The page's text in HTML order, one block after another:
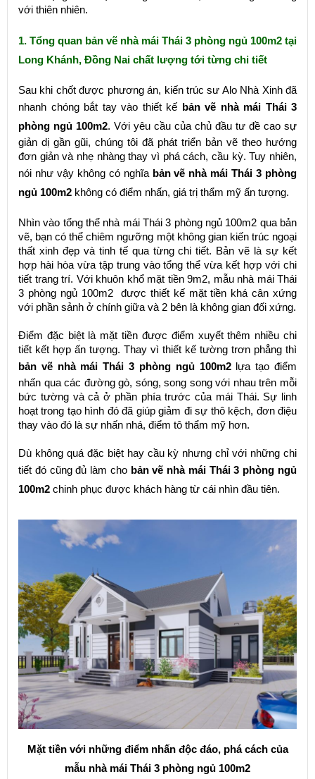
với thiên nhiên.
1. Tổng quan bản vẽ nhà mái Thái 3 phòng ngủ 100m2 tại
Long Khánh, Đồng Nai chất lượng tới từng chi tiết
Sau khi chốt được phương án, kiến trúc sư Alo Nhà Xinh đã
nhanh chóng bắt tay vào thiết kế bản vẽ nhà mái Thái 3
phòng ngủ 100m2. Với yêu cầu của chủ đầu tư đề cao sự
giản dị gần gũi, chúng tôi đã phát triển bản vẽ theo hướng
đơn giản và nhẹ nhàng thay vì phá cách, cầu kỳ. Tuy nhiên,
nói như vậy không có nghĩa bản vẽ nhà mái Thái 3 phòng
ngủ 100m2 không có điểm nhấn, giá trị thẩm mỹ ấn tượng.
Nhìn vào tổng thể nhà mái Thái 3 phòng ngủ 100m2 qua bản
vẽ, bạn có thể chiêm ngưỡng một không gian kiến trúc ngoại
thất xinh đẹp và tinh tế qua từng chi tiết. Bản vẽ là sự kết
hợp hài hòa vừa tập trung vào tổng thể vừa kết hợp với chi
tiết trang trí. Với khuôn khổ mặt tiền 9m2, mẫu nhà mái Thái
3 phòng ngủ 100m2 được thiết kế mặt tiền khá cân xứng
với phần sảnh ở chính giữa và 2 bên là không gian đối xứng.
Điểm đặc biệt là mặt tiền được điểm xuyết thêm nhiều chi
tiết kết hợp ấn tượng. Thay vì thiết kế tường trơn phẳng thì
bản vẽ nhà mái Thái 3 phòng ngủ 100m2lựa tạo điểm
nhấn qua các đường gò, sóng, song song với nhau trên mỗi
bức tường và cả ở phần phía trước của mái Thái. Sự linh
hoạt trong tạo hình đó đã giúp giảm đi sự thô kệch, đơn điệu
thay vào đó là sự nhấn nhá, điểm tô thẩm mỹ hơn.
Dù không quá đặc biệt hay cầu kỳ nhưng chỉ với những chi
tiết đó cũng đủ làm cho bản vẽ nhà mái Thái 3 phòng ngủ
100m2 chinh phục được khách hàng từ cái nhìn đầu tiên.
Mặt tiền với những điểm nhấn độc đáo, phá cách của
mẫu nhà mái Thái 3 phòng ngủ 100m2